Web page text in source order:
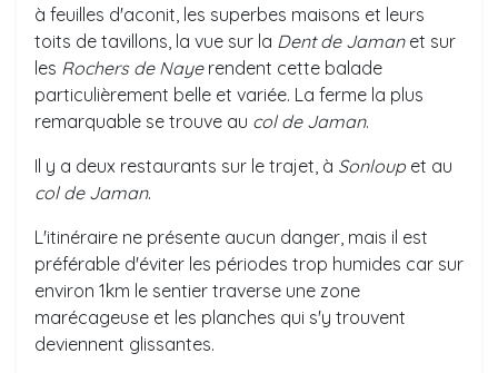
à feuilles d'aconit, les superbes maisons et leurs
toits de tavillons, la vue sur la Dent de Jamanet sur
les Rochers de Nayerendent cette balade
particulièrement belle et variée. La ferme la plus
remarquable se trouve au col de Jaman.
Il y a deux restaurants sur le trajet, à Sonloup et au
col de Jaman.
L'itinéraire ne présente aucun danger, mais il est
préférable d'éviter les périodes trop humides car sur
environ 1km le sentier traverse une zone
marécageuse et les planches qui s'y trouvent
deviennent glissantes.